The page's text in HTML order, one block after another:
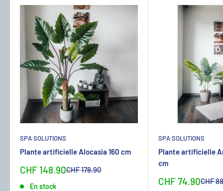
SPA SOLUTIONS
Plante artificielle Alocasia 160 cm
Sonderpreis
CHF 148.90Normalpreis
CHF 178.90
En stock
SPA SOLUTIONS
Plante artificielle
cm
Sonderpreis
CHF 74.90CHF